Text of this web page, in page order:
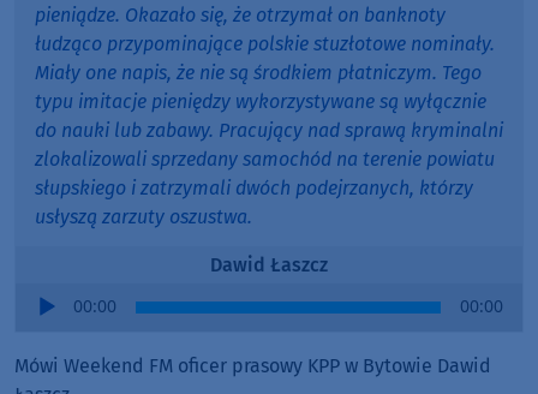
pieniądze. Okazało się, że otrzymał on banknoty
łudząco przypominające polskie stuzłotowe nominały.
Miały one napis, że nie są środkiem płatniczym. Tego
typu imitacje pieniędzy wykorzystywane są wyłącznie
do nauki lub zabawy. Pracujący nad sprawą kryminalni
zlokalizowali sprzedany samochód na terenie powiatu
słupskiego i zatrzymali dwóch podejrzanych, którzy
usłyszą zarzuty oszustwa.
Dawid Łaszcz
Audio
00:00 00:00
Mówi Weekend FM oficer prasowy KPP w Bytowie Dawid